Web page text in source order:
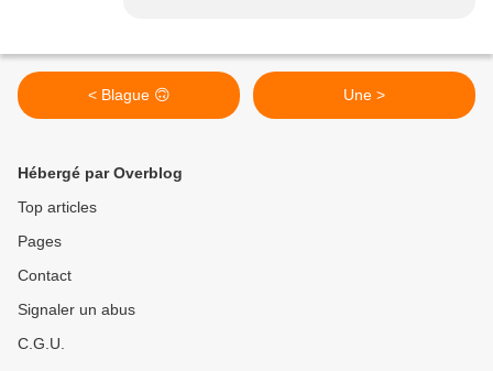
< Blague 🙃 Une >
Hébergé par Overblog
Top articles
Pages
Contact
Signaler un abus
C.G.U.